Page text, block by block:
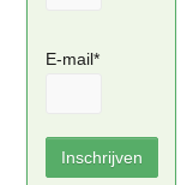
E-mail*